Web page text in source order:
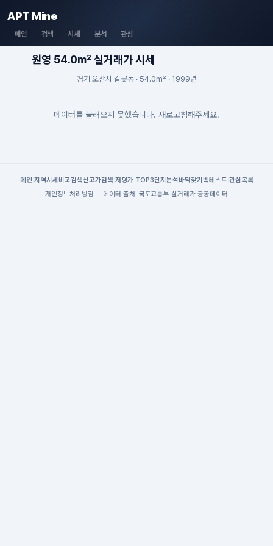
APT Mine
메인 검색 시세 분석 관심
원영 54.0m² 실거래가 시세
경기 오산시 갈곶동 · 54.0m² · 1999년
데이터를 불러오지 못했습니다. 새로고침해주세요.
메인| 지역시세 비교검색신고가검색 저평가 TOP3단지분석 바닥찾기 백테스트 관심목록
개인정보처리방침
· 데이터 출처: 국토교통부 실거래가 공공데이터